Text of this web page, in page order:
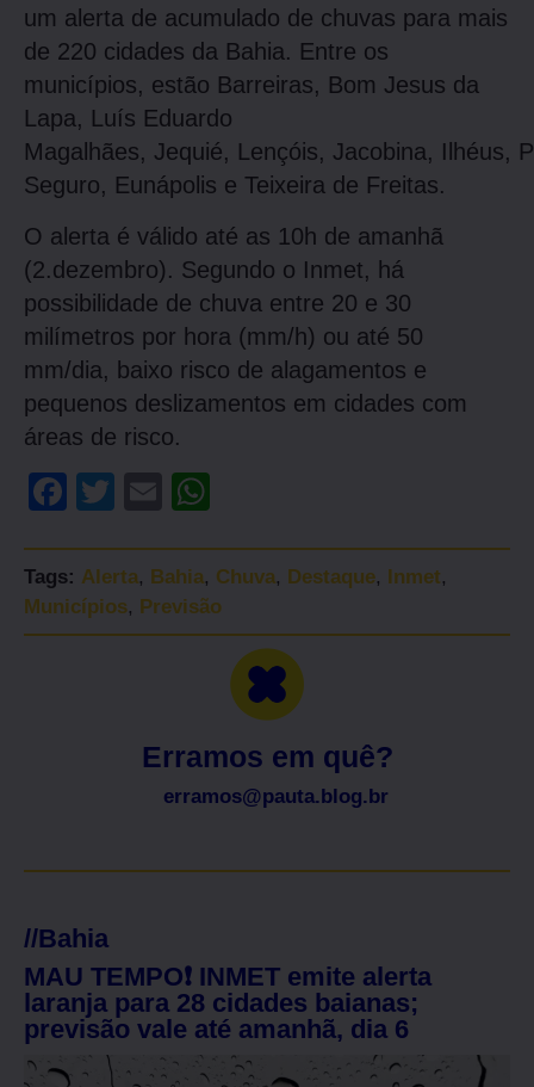
um alerta de acumulado de chuvas para mais
de 220 cidades da Bahia. Entre os
municípios, estão Barreiras, Bom Jesus da
Lapa, Luís Eduardo
Magalhães, Jequié, Lençóis, Jacobina, Ilhéus,
Seguro, Eunápolis e Teixeira de Freitas.
O alerta é válido até as 10h de amanhã
(2.dezembro). Segundo o Inmet, há
possibilidade de chuva entre 20 e 30
milímetros por hora (mm/h) ou até 50
mm/dia, baixo risco de alagamentos e
pequenos deslizamentos em cidades com
áreas de risco.
Facebook
Twitter
Email
Tags: Alerta, Bahia, Chuva, Destaque, Inmet,
Municípios, Previsão
Erramos em quê?
erramos@pauta.blog.br
//Bahia
MAU TEMPO❗ INMET emite alerta
laranja para 28 cidades baianas;
previsão vale até amanhã, dia 6